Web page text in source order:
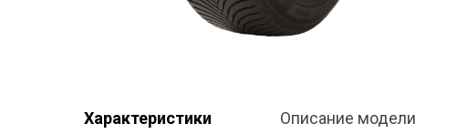
Характеристики Описание модели